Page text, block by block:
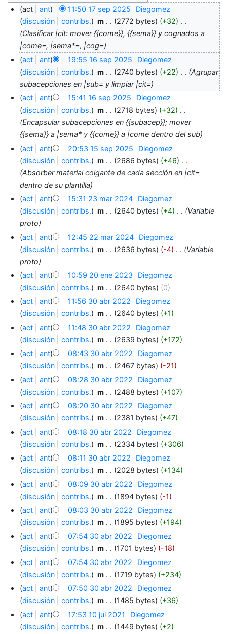
act ant 11:50 17 sep 2025
Diegomez
discusión
contribs. m 2772 bytes +32
Clasificar |cit: mover {{come}}, {{sema}} y cognados a
|come=, |sema*=, |cog=
act
ant 19:55 16 sep 2025
Diegomez
discusión
contribs. m 2740 bytes +22
Agrupar
subacepciones en |sub= y limpiar |cit=
act
ant 15:41 16 sep 2025
Diegomez
discusión
contribs. m 2718 bytes +32
Encapsular subacepciones en {{subacep}}; mover
{{sema}} a |sema* y {{come}} a |come dentro del sub
act
ant 20:53 15 sep 2025
Diegomez
discusión
contribs. m 2686 bytes +46
Absorber material colgante de cada sección en |cit=
dentro de su plantilla
act
ant 15:31 23 mar 2024
Diegomez
discusión
contribs. m 2640 bytes +4
Variable
proto
act
ant 12:45 22 mar 2024
Diegomez
discusión
contribs. m 2636 bytes -4
Variable
proto
act
ant 10:59 20 ene 2023
Diegomez
discusión
contribs. m 2640 bytes
0
act
ant 11:56 30 abr 2022
Diegomez
discusión
contribs. m 2640 bytes
+1
act
ant 11:48 30 abr 2022
Diegomez
discusión
contribs. m 2639 bytes
+172
act
ant 08:43 30 abr 2022
Diegomez
discusión
contribs. m 2467 bytes
-21
act
ant 08:28 30 abr 2022
Diegomez
discusión
contribs. m 2488 bytes
+107
act
ant 08:20 30 abr 2022
Diegomez
discusión
contribs. m 2381 bytes
+47
act
ant 08:18 30 abr 2022
Diegomez
discusión
contribs. m 2334 bytes
+306
act
ant 08:11 30 abr 2022
Diegomez
discusión
contribs. m 2028 bytes
+134
act
ant 08:09 30 abr 2022
Diegomez
discusión
contribs. m 1894 bytes
-1
act
ant 08:03 30 abr 2022
Diegomez
discusión
contribs. m 1895 bytes
+194
act
ant 07:54 30 abr 2022
Diegomez
discusión
contribs. m 1701 bytes
-18
act
ant 07:54 30 abr 2022
Diegomez
discusión
contribs. m 1719 bytes
+234
act
ant 07:50 30 abr 2022
Diegomez
discusión
contribs. m 1485 bytes
+36
act
ant 17:53 10 jul 2021
Diegomez
discusión
contribs. m 1449 bytes +2